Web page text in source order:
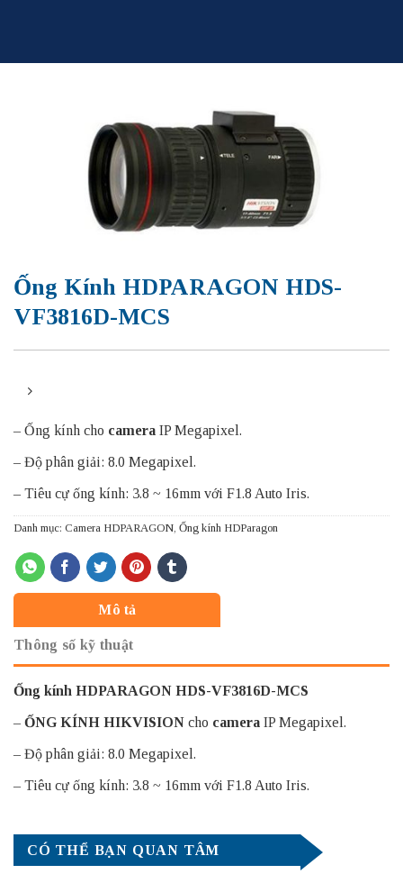
Ống Kính HDPARAGON HDS-
VF3816D-MCS
– Ống kính cho camera IP Megapixel.
– Độ phân giải: 8.0 Megapixel.
– Tiêu cự ống kính: 3.8 ~ 16mm với F1.8 Auto Iris.
Danh mục: Camera HDPARAGON, Ống kính HDParagon
Mô tả
Thông số kỹ thuật
Ống kính HDPARAGON HDS-VF3816D-MCS
– ỐNG KÍNH HIKVISION cho camera IP Megapixel.
– Độ phân giải: 8.0 Megapixel.
– Tiêu cự ống kính: 3.8 ~ 16mm với F1.8 Auto Iris.
CÓ THỂ BẠN QUAN TÂM